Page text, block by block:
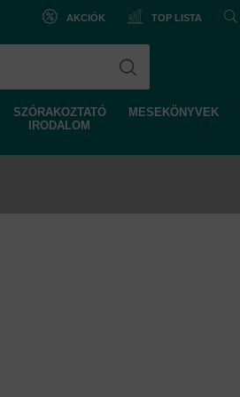
AKCIÓK TOP LISTA
SZÓRAKOZTATÓ
IRODALOM
MESEKÖNYVEK